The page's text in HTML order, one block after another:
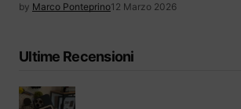
by Marco Ponteprino12 Marzo 2026
Ultime Recensioni